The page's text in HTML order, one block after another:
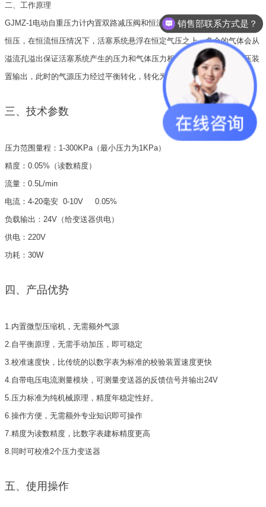
二、工作原理
GJMZ-1电动自重压力计内置双路减压阀和恒流控制器，保证气源压力恒流
恒压，在恒流恒压情况下，活塞系统悬浮在恒定气压之上，多余的气体会从
溢流孔溢出保证活塞系统产生的压力和气体压力相等，气体压力通过稳压装
置输出，此时的气源压力经过平衡转化，转化为标准的压力信号。
三、技术参数
压力范围量程：1-300KPa（最小压力为1KPa）
精度：0.05%（读数精度）
流量：0.5L/min
电流：4-20毫安 0-10V 0.05%
负载输出：24V（给变送器供电）
供电：220V
功耗：30W
四、产品优势
1.内置微型压缩机，无需额外气源
2.自平衡原理，无需手动加压，即可稳定
3.校准速度快，比传统的以数字表为标准的校验装置速度更快
4.自带电压电流测量模块，可测量变送器的反馈信号并输出24V
5.压力标准为纯机械原理，精度年稳定性好。
6.操作方便，无需额外专业知识即可操作
7.精度为读数精度，比数字表建标精度更高
8.同时可校准2个压力变送器
五、使用操作
销售部联系方式是？